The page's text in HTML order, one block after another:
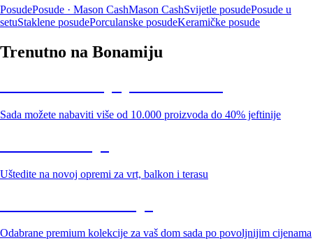
PosudePosude · Mason CashMason CashSvijetle posudePosude u
setuStaklene posudePorculanske posudeKeramičke posude
Trenutno na Bonamiju
Sada možete nabaviti više od 10.000 proizvoda do 40% jeftinije
Uštedite na novoj opremi za vrt, balkon i terasu
Odabrane premium kolekcije za vaš dom sada po povoljnijim cijenama